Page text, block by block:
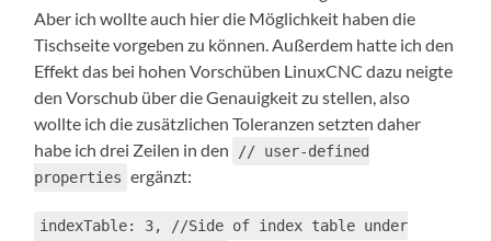
Aber ich wollte auch hier die Möglichkeit haben die
Tischseite vorgeben zu können. Außerdem hatte ich den
Effekt das bei hohen Vorschüben LinuxCNC dazu neigte
den Vorschub über die Genauigkeit zu stellen, also
wollte ich die zusätzlichen Toleranzen setzten daher
habe ich drei Zeilen in den
// user-defined
properties ergänzt:
indexTable: 3, //Side of index table under